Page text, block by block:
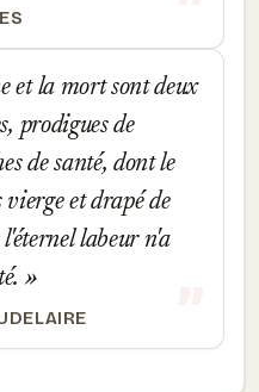
et la mort sont deux
prodigues de
de santé, dont le
et drapé de
l'éternel labeur n'a